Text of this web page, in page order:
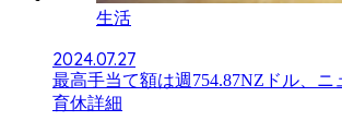
生活
2024.07.27
最高手当て額は週754.87NZドル、ニ
育休詳細